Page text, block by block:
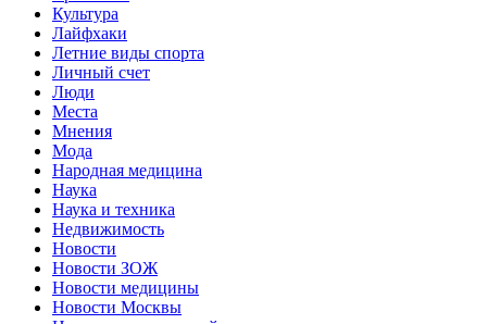
Культура
Лайфхаки
Летние виды спорта
Личный счет
Люди
Места
Мнения
Мода
Народная медицина
Наука
Наука и техника
Недвижимость
Новости
Новости ЗОЖ
Новости медицины
Новости Москвы